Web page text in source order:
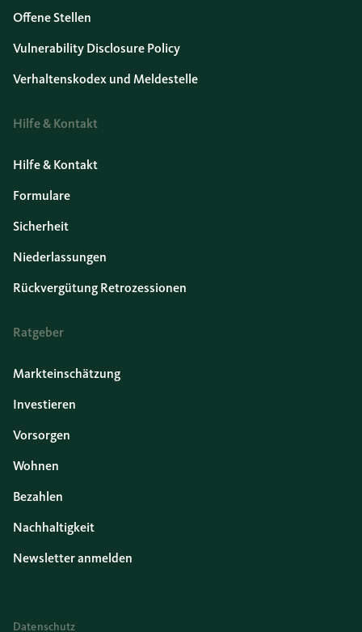
Offene Stellen
Vulnerability Disclosure Policy
Verhaltenskodex und Meldestelle
Hilfe & Kontakt
Hilfe & Kontakt
Formulare
Sicherheit
Niederlassungen
Rückvergütung Retrozessionen
Ratgeber
Markteinschätzung
Investieren
Vorsorgen
Wohnen
Bezahlen
Nachhaltigkeit
Newsletter anmelden
Datenschutz